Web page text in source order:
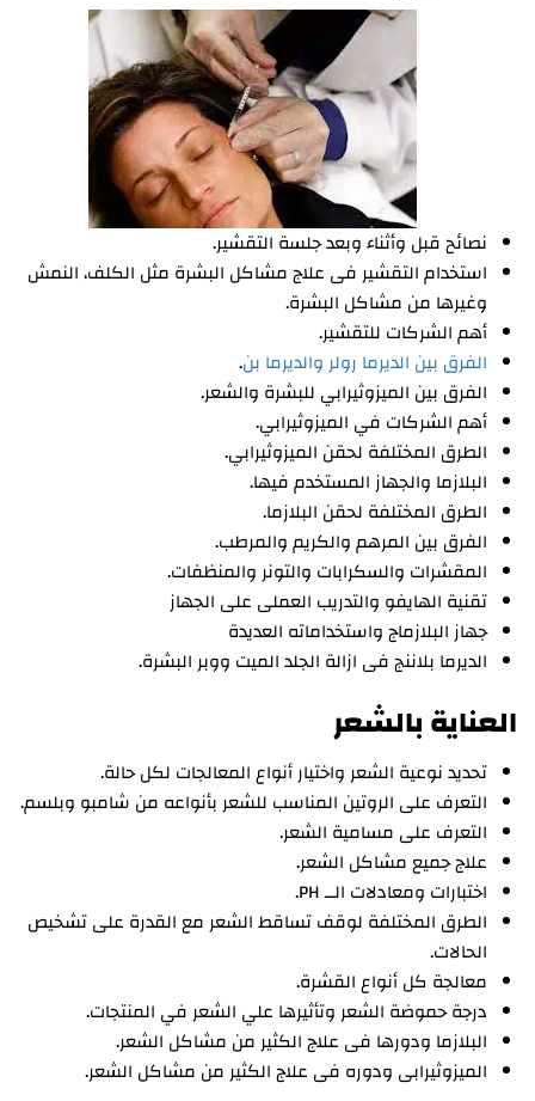
نصائح قبل وأثناء وبعد جلسة التقشير.
استخدام التقشير فى علاج مشاكل البشرة مثل الكلف، النمش
وغيرها من مشاكل البشرة.
أهم الشركات للتقشير.
الفرق بين الديرما رولر والديرما بن.
الفرق بين الميزوثيرابي للبشرة والشعر.
أهم الشركات في الميزوثيرابي.
الطرق المختلفة لحقن الميزوثيرابي.
البلازما والجهاز المستخدم فيها.
الطرق المختلفة لحقن البلازما.
الفرق بين المرهم والكريم والمرطب.
المقشرات والسكرابات والتونر والمنظفات.
تقنية الهايفو والتدريب العملى على الجهاز
جهاز البلازماج واستخداماته العديدة
الديرما بلاننج فى ازالة الجلد الميت ووبر البشرة.
العناية بالشعر
تحديد نوعية الشعر واختيار أنواع المعالجات لكل حالة.
التعرف على الروتين المناسب للشعر بأنواعه من شامبو وبلسم.
التعرف على مسامية الشعر.
علاج جميع مشاكل الشعر.
اختبارات ومعادلات الــ PH.
الطرق المختلفة لوقف تساقط الشعر مع القدرة على تشخيص
الحالات.
معالجة كل أنواع القشرة.
درجة حموضة الشعر وتأثيرها علي الشعر في المنتجات.
البلازما ودورها فى علاج الكثير من مشاكل الشعر.
الميزوثيرابى ودوره فى علاج الكثير من مشاكل الشعر.